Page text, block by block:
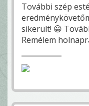
További szép
sikerült! 😀
Remélem